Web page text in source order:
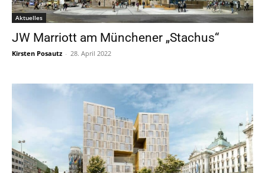
Aktuelles
JW Marriott am Münchener „Stachus“
Kirsten Posautz - 28. April 2022